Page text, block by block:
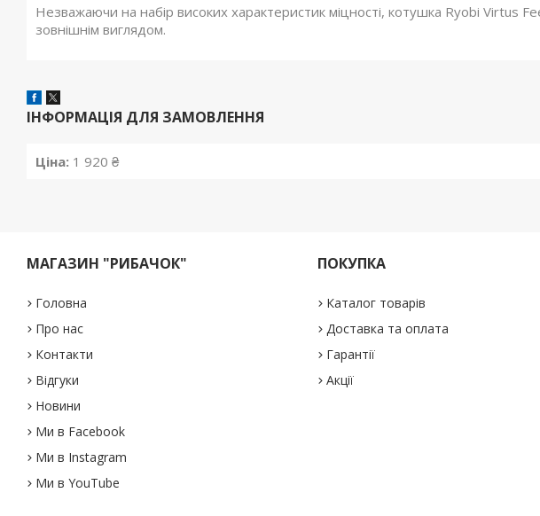
Незважаючи на набір високих характеристик міцності, котушка Ryobi Virtus
зовнішнім виглядом.
ІНФОРМАЦІЯ ДЛЯ ЗАМОВЛЕННЯ
Ціна: 1 920 ₴
МАГАЗИН "РИБАЧОК"
Головна
Про нас
Контакти
Відгуки
Новини
Ми в Facebook
Ми в Instagram
Ми в YouTube
ПОКУПКА
Каталог товарів
Доставка та оплата
Гарантії
Акції